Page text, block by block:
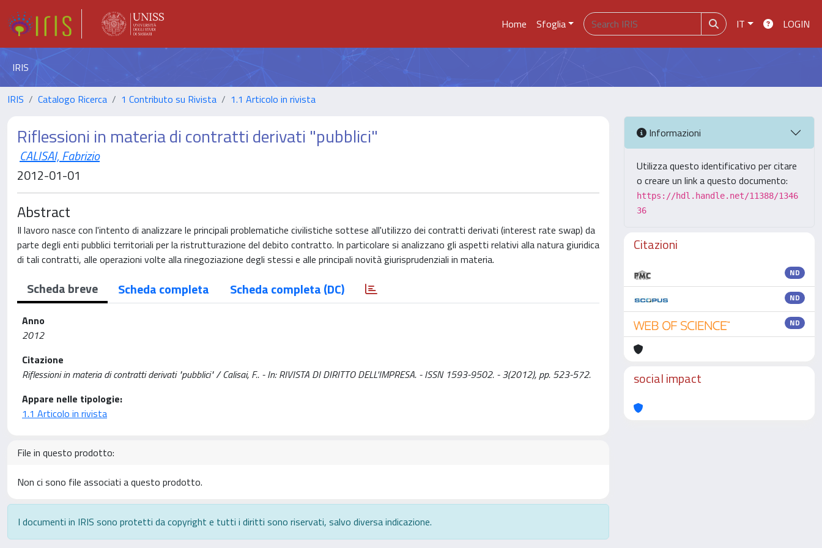
Home Sfoglia IT LOGIN
IRIS
IRIS Catalogo Ricerca 1 Contributo su Rivista 1.1 Articolo in rivista
Riflessioni in materia di contratti derivati "pubblici"
CALISAI, Fabrizio
2012-01-01
Abstract
Il lavoro nasce con l'intento di analizzare le principali problematiche civilistiche sottese all'utilizzo dei contratti derivati (interest rate swap) da
parte degli enti pubblici territoriali per la ristrutturazione del debito contratto. In particolare si analizzano gli aspetti relativi alla natura giuridica
di tali contratti, alle operazioni volte alla rinegoziazione degli stessi e alle principali novità giurisprudenziali in materia.
Scheda breve Scheda completa Scheda completa (DC)
Anno
2012
Citazione
Riflessioni in materia di contratti derivati "pubblici" / Calisai, F.. - In: RIVISTA DI DIRITTO DELL'IMPRESA. - ISSN 1593-9502. - 3(2012), pp. 523-572.
Appare nelle tipologie:
1.1 Articolo in rivista
File in questo prodotto:
Non ci sono file associati a questo prodotto.
I documenti in IRIS sono protetti da copyright e tutti i diritti sono riservati, salvo diversa indicazione.
Informazioni
Utilizza questo identificativo per citare
o creare un link a questo documento:
https://hdl.handle.net/11388/1346
36
Citazioni
ND
ND
ND
social impact